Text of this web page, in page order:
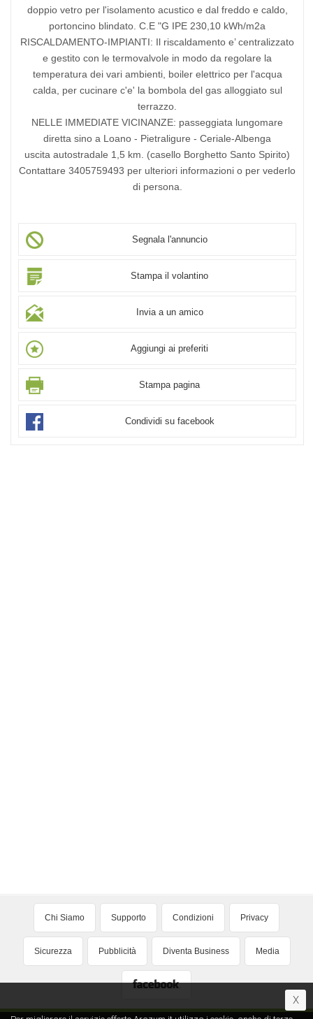
doppio vetro per l'isolamento acustico e dal freddo e caldo,
portoncino blindato. C.E "G IPE 230,10 kWh/m2a
RISCALDAMENTO-IMPIANTI: Il riscaldamento e’ centralizzato
e gestito con le termovalvole in modo da regolare la
temperatura dei vari ambienti, boiler elettrico per l'acqua
calda, per cucinare c'e' la bombola del gas alloggiato sul
terrazzo.
NELLE IMMEDIATE VICINANZE: passeggiata lungomare
diretta sino a Loano - Pietraligure - Ceriale-Albenga
uscita autostradale 1,5 km. (casello Borghetto Santo Spirito)
Contattare 3405759493 per ulteriori informazioni o per vederlo
di persona.
Segnala l'annuncio
Stampa il volantino
Invia a un amico
Aggiungi ai preferiti
Stampa pagina
Condividi su facebook
Chi Siamo Supporto Condizioni Privacy
Sicurezza Pubblicità Diventa Business Media
X